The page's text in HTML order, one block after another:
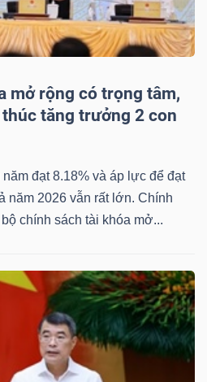
mở rộng có trọng tâm,
tăng trưởng 2 con
đạt 8.18% và áp lực để đạt
năm 2026 vẫn rất lớn. Chính
chính sách tài khóa mở...